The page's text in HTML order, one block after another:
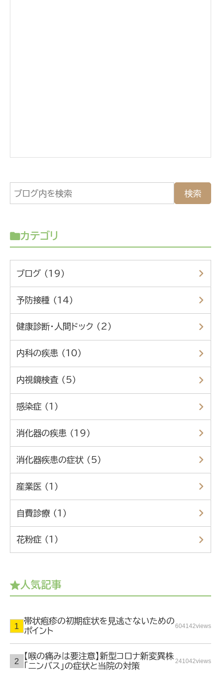
カテゴリ
ブログ （19）
予防接種 （14）
健康診断・人間ドック （2）
内科の疾患 （10）
内視鏡検査 （5）
感染症 （1）
消化器の疾患 （19）
消化器疾患の症状 （5）
産業医 （1）
自費診療 （1）
花粉症 （1）
人気記事
帯状疱疹の初期症状を見逃さないための
ポイント
604142views
【喉の痛みは要注意】新型コロナ新変異株
「ニンバス」の症状と当院の対策
241042views